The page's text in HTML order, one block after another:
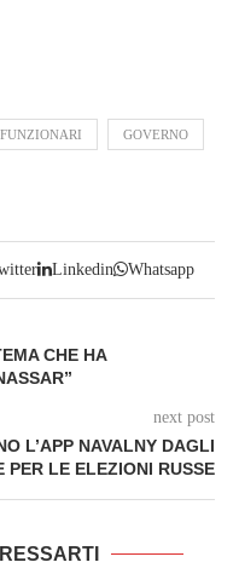
FUNZIONARI GOVERNO
Linkedin Whatsapp
CHE HA
next post
L’APP NAVALNY DAGLI
PER LE ELEZIONI RUSSE